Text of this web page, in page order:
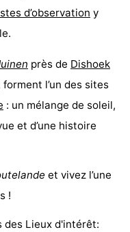
d’observation y
près de Dishoek
forment l’un des sites
: un mélange de soleil,
et d’une histoire
et vivez l’une
!
des Lieux d'intérêt: